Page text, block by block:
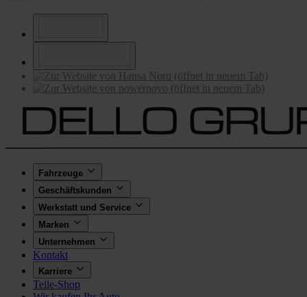
Fahrzeuge
Geschäftskunden
Werkstatt und Service
Marken
Unternehmen
Kontakt
Karriere
Teile-Shop